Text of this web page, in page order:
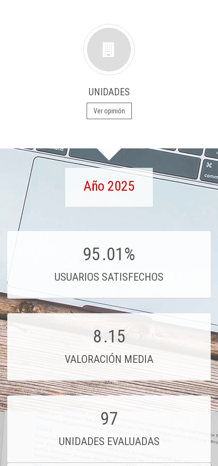
UNIDADES
Ver opinión
Año 2025
95.01%
USUARIOS SATISFECHOS
8.15
VALORACIÓN MEDIA
97
UNIDADES EVALUADAS